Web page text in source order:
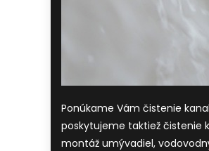
Ponúkame Vám čistenie
poskytujeme taktiež čistenie
montáž umývadiel,